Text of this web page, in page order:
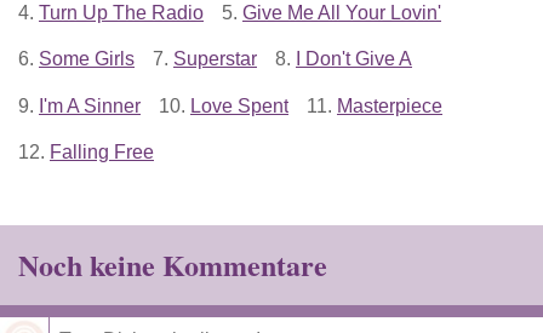
4. Turn Up The Radio 5. Give Me All Your Lovin'
6. Some Girls 7. Superstar 8. I Don't Give A
9. I'm A Sinner 10. Love Spent 11. Masterpiece
12. Falling Free
Noch keine Kommentare